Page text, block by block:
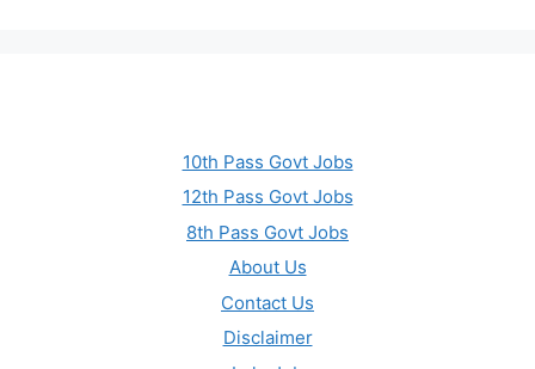
10th Pass Govt Jobs
12th Pass Govt Jobs
8th Pass Govt Jobs
About Us
Contact Us
Disclaimer